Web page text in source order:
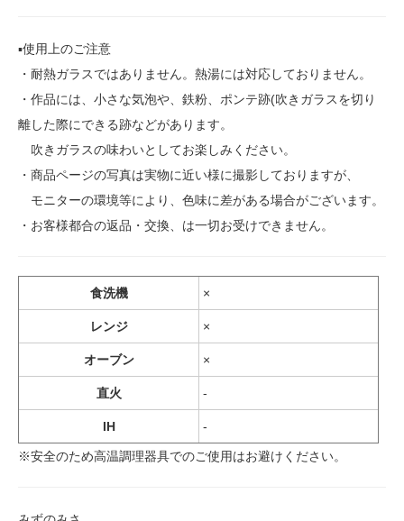
▪️使用上のご注意
・耐熱ガラスではありません。熱湯には対応しておりません。
・作品には、小さな気泡や、鉄粉、ポンテ跡(吹きガラスを切り
離した際にできる跡などがあります。
吹きガラスの味わいとしてお楽しみください。
・商品ページの写真は実物に近い様に撮影しておりますが、
モニターの環境等により、色味に差がある場合がございます。
・お客様都合の返品・交換、は一切お受けできません。
食洗機 ×
レンジ ×
オーブン ×
直火 -
IH -
※安全のため高温調理器具でのご使用はお避けください。